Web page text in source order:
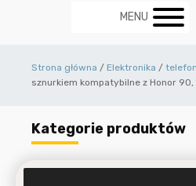
MENU
Strona główna / Elektronika /
sznurkiem kompatybilne z Honor
Kategorie produktów